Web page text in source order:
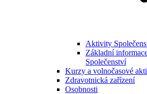
Aktivity
Základní
Společenství
Kurzy a volnočasové
Zdravotnická zařízení
Osobnosti